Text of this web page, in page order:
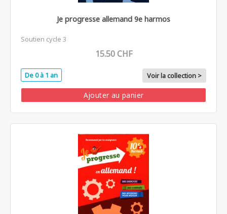
Je progresse allemand 9e harmos
Soutien cycle 3
15.50 CHF
De 0 à 1 an Voir la collection >
Ajouter au panier